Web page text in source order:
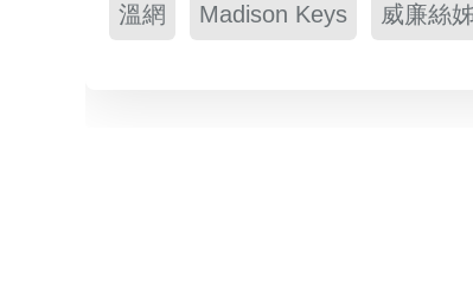
溫網 Madison Keys 威廉絲